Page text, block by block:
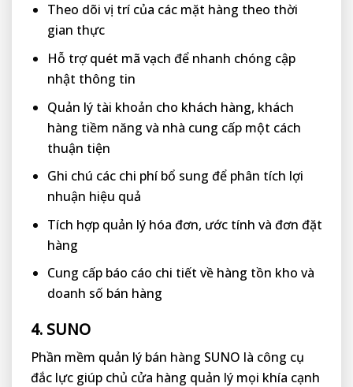
Theo dõi vị trí của các mặt hàng theo thời
gian thực
Hỗ trợ quét mã vạch để nhanh chóng cập
nhật thông tin
Quản lý tài khoản cho khách hàng, khách
hàng tiềm năng và nhà cung cấp một cách
thuận tiện
Ghi chú các chi phí bổ sung để phân tích lợi
nhuận hiệu quả
Tích hợp quản lý hóa đơn, ước tính và đơn đặt
hàng
Cung cấp báo cáo chi tiết về hàng tồn kho và
doanh số bán hàng
4. SUNO
Phần mềm quản lý bán hàng SUNO là công cụ
đắc lực giúp chủ cửa hàng quản lý mọi khía cạnh